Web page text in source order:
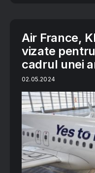
Air France,
vizate
cadrul unei
02.05.2024